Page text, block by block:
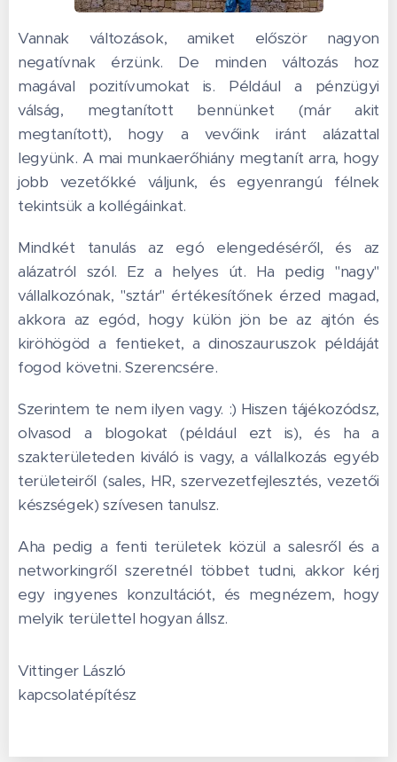
Vannak változások, amiket először nagyon
negatívnak érzünk. De minden változás hoz
magával pozitívumokat is. Például a pénzügyi
válság, megtanított bennünket (már akit
megtanított), hogy a vevőink iránt alázattal
legyünk. A mai munkaerőhiány megtanít arra, hogy
jobb vezetőkké váljunk, és egyenrangú félnek
tekintsük a kollégáinkat.
Mindkét tanulás az egó elengedéséről, és az
alázatról szól. Ez a helyes út. Ha pedig "nagy"
vállalkozónak, "sztár" értékesítőnek érzed magad,
akkora az egód, hogy külön jön be az ajtón és
kiröhögöd a fentieket, a dinoszauruszok példáját
fogod követni. Szerencsére.
Szerintem te nem ilyen vagy. :) Hiszen tájékozódsz,
olvasod a blogokat (például ezt is), és ha a
szakterületeden kiváló is vagy, a vállalkozás egyéb
területeiről (sales, HR, szervezetfejlesztés, vezetői
készségek) szívesen tanulsz.
Aha pedig a fenti területek közül a salesről és a
networkingről szeretnél többet tudni, akkor kérj
egy ingyenes konzultációt, és megnézem, hogy
melyik területtel hogyan állsz.
Vittinger László
kapcsolatépítész